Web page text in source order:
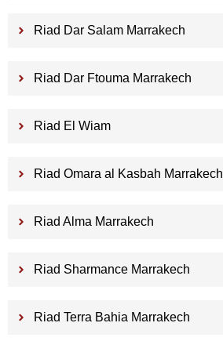
Riad Dar Salam Marrakech
Riad Dar Ftouma Marrakech
Riad El Wiam
Riad Omara al Kasbah Marrakech
Riad Alma Marrakech
Riad Sharmance Marrakech
Riad Terra Bahia Marrakech